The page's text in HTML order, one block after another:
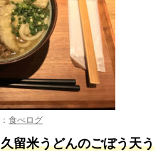
食べログ
久留米うどんのごぼう天う